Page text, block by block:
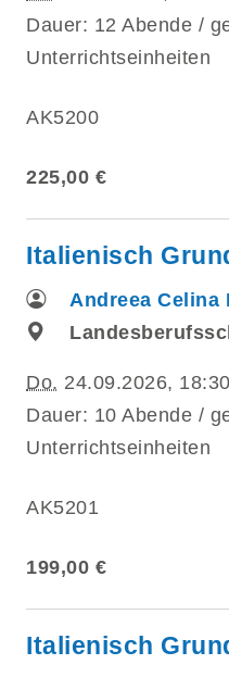
Dauer: 12 Abende /
Unterrichtseinheiten
AK5200
225,00 €
Italienisch
Andreea Celina
Do. 24.09.2026,
Dauer: 10 Abende /
Unterrichtseinheiten
AK5201
199,00 €
Italienisch